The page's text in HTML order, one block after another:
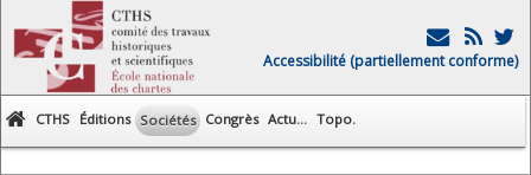
Accessibilité (partiellement conforme)
CTHS Éditions Sociétés Congrès Actu... Topo.